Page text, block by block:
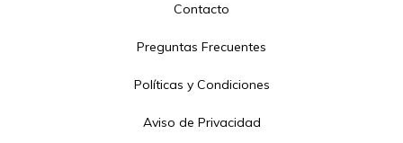
Contacto
Preguntas Frecuentes
Políticas y Condiciones
Aviso de Privacidad